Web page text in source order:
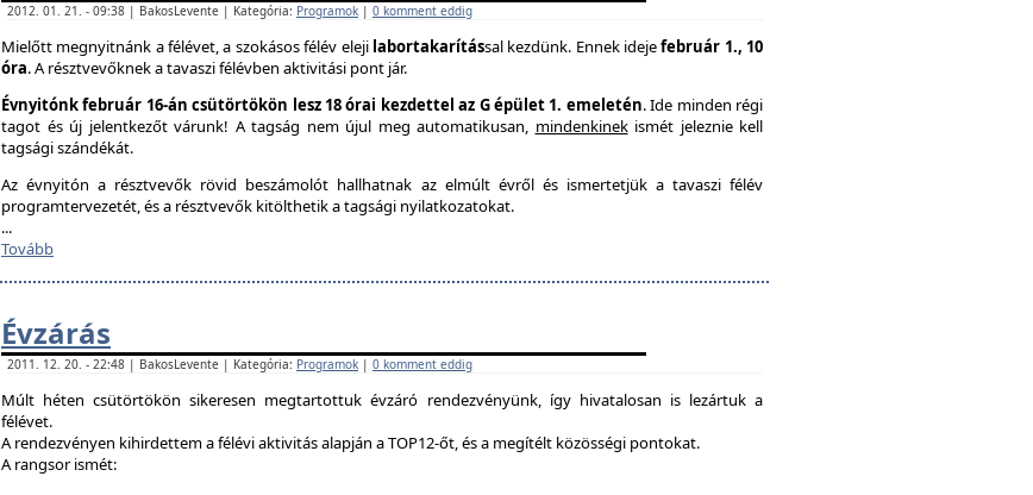
2012. 01. 21. - 09:38 | BakosLevente | Kategória: Programok | 0 komment eddig
Mielőtt megnyitnánk a félévet, a szokásos félév eleji labortakarítással kezdünk. Ennek idejefebruár 1., 10
óra. A résztvevőknek a tavaszi félévben aktivitási pont jár.
Évnyitónk február 16-án csütörtökön lesz 18 órai kezdettel az G épület 1. emeletén. Ide minden régi
tagot és új jelentkezőt várunk! A tagság nem újul meg automatikusan, mindenkinekismét jeleznie kell
tagsági szándékát.
Az évnyitón a résztvevők rövid beszámolót hallhatnak az elmúlt évről és ismertetjük a tavaszi félév
programtervezetét, és a résztvevők kitölthetik a tagsági nyilatkozatokat.
...
Tovább
Évzárás
2011. 12. 20. - 22:48 | BakosLevente | Kategória: Programok | 0 komment eddig
Múlt héten csütörtökön sikeresen megtartottuk évzáró rendezvényünk, így hivatalosan is lezártuk a
félévet.
A rendezvényen kihirdettem a félévi aktivitás alapján a TOP12-őt, és a megítélt közösségi pontokat.
A rangsor ismét: